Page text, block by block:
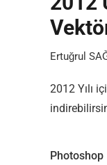
Ertuğrul
2012 Yılı
Photoshop